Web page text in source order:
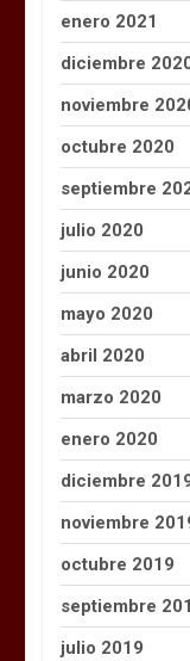
enero 2021
diciembre
noviembre
octubre 2020
septiembre
julio 2020
junio 2020
mayo 2020
abril 2020
marzo 2020
enero 2020
diciembre
noviembre
octubre 2019
septiembre
julio 2019